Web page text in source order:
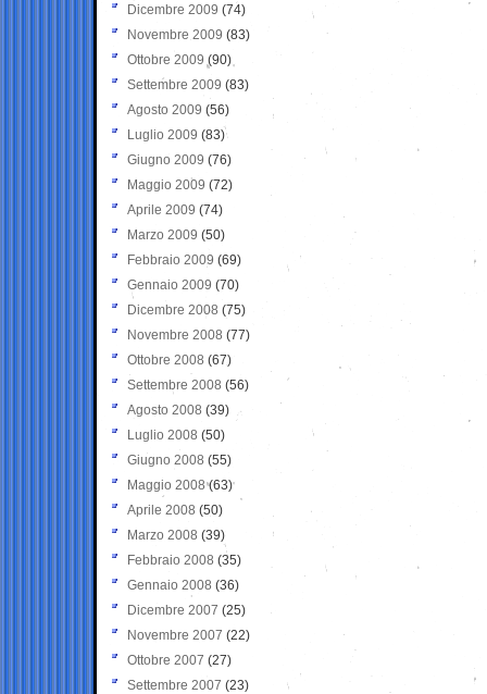
Dicembre 2009 (74)
Novembre 2009 (83)
Ottobre 2009 (90)
Settembre 2009 (83)
Agosto 2009 (56)
Luglio 2009 (83)
Giugno 2009 (76)
Maggio 2009 (72)
Aprile 2009 (74)
Marzo 2009 (50)
Febbraio 2009 (69)
Gennaio 2009 (70)
Dicembre 2008 (75)
Novembre 2008 (77)
Ottobre 2008 (67)
Settembre 2008 (56)
Agosto 2008 (39)
Luglio 2008 (50)
Giugno 2008 (55)
Maggio 2008(63)
Aprile 2008 (50)
Marzo 2008 (39)
Febbraio 2008 (35)
Gennaio 2008 (36)
Dicembre 2007 (25)
Novembre 2007 (22)
Ottobre 2007 (27)
Settembre 2007 (23)